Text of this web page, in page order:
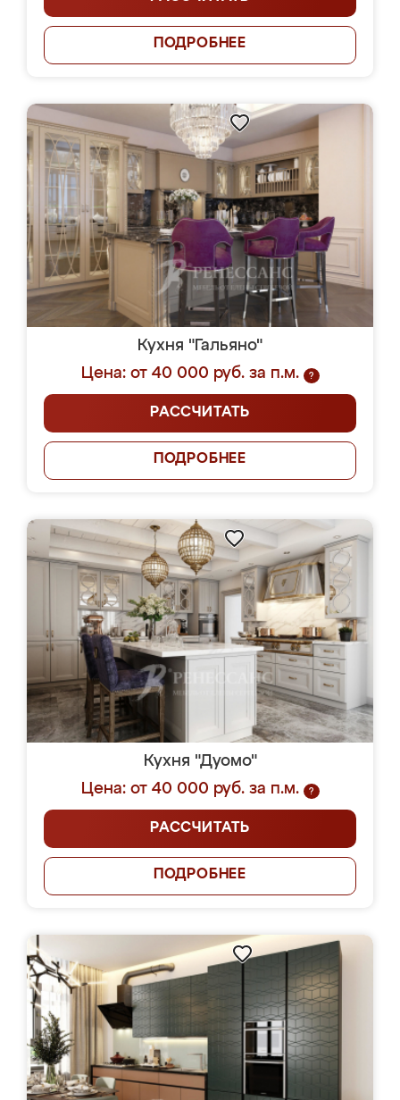
ПОДРОБНЕЕ
Кухня "Гальяно"
Цена: от 40 000 руб. за п.м.
?
РАССЧИТАТЬ
ПОДРОБНЕЕ
Кухня "Дуомо"
Цена: от 40 000 руб. за п.м.
?
РАССЧИТАТЬ
ПОДРОБНЕЕ